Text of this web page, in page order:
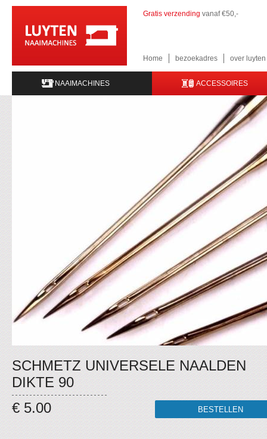
Gratis verzending vanaf €50,-
Home bezoekadres over
NAAIMACHINES ACCESSOIRES
SCHMETZ UNIVERSELE NAALDEN
DIKTE 90
€ 5.00